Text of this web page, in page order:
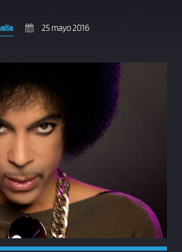
Twitter
Whatsapp
25 mayo 2016